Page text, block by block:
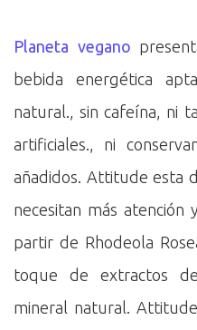
Planeta vegano
bebida energética
natural., sin cafeína, ni
artificiales., ni
añadidos. Attitude esta
necesitan más atención
partir de Rhodeola
toque de extractos
mineral natural.